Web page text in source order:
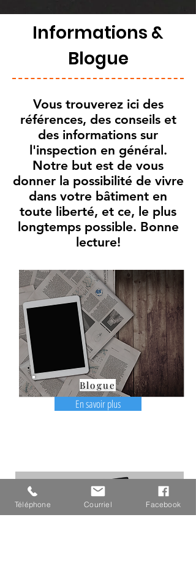
Informations &
Blogue
Vous trouverez ici des
références, des conseils et
des informations sur
l'inspection en général.
Notre but est de vous
donner la possibilité de vivre
dans votre bâtiment en
toute liberté, et ce, le plus
longtemps possible. Bonne
lecture!
Blogue
En savoir plus
Téléphone Courriel Facebook